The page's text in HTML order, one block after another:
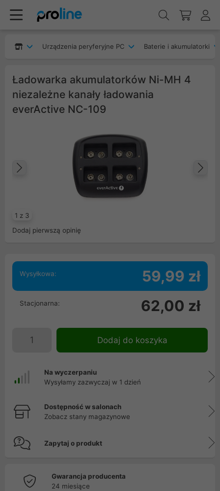
Urządzenia peryferyjne PC Baterie i akumulatorki
Ładowarka akumulatorków Ni-MH 4
niezależne kanały ładowania
everActive NC-109
1 z 3
Poprzedni
Dodaj pierwszą opinię
Wysyłkowa: 59,99 zł
Stacjonarna: 62,00 zł
Dodaj do koszyka
Na wyczerpaniu
Wysyłamy zazwyczaj w 1 dzień
Dostępność w salonach
Zobacz stany magazynowe
Zapytaj o produkt
Gwarancja producenta
24 miesiące